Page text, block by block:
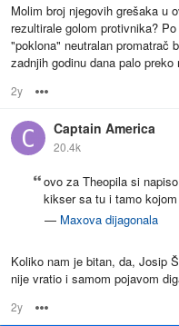
Molim broj njegovih grešaka u
rezultirale golom protivnika?
"poklona" neutralan promatrač
zadnjih godinu dana palo preko
2y
Captain America
20.4k
ovo za Theopila si
kikser sa tu i tamo
— Maxova dijagonala
Koliko nam je bitan, da, Josip
nije vratio i samom pojavom
2y